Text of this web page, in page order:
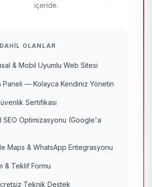
içeride.
OLANLAR
& Mobil Uyumlu Web Sitesi
Paneli — Kolayca Kendiniz Yönetin
Sertifikası
SEO Optimizasyonu (Google'a
Maps & WhatsApp Entegrasyonu
& Teklif Formu
Teknik Destek